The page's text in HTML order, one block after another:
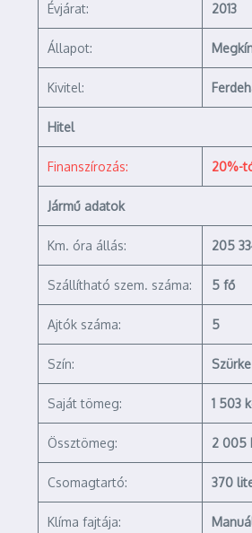
Évjárat: 2013
Állapot:
Kivitel:
Hitel
Finanszírozás: 20%-
Jármű adatok
Km. óra állás: 205
Szállítható szem. száma: 5 fő
Ajtók száma: 5
Szín:
Saját tömeg: 1 503
Össztömeg: 2 005
Csomagtartó: 370
Klíma fajtája: